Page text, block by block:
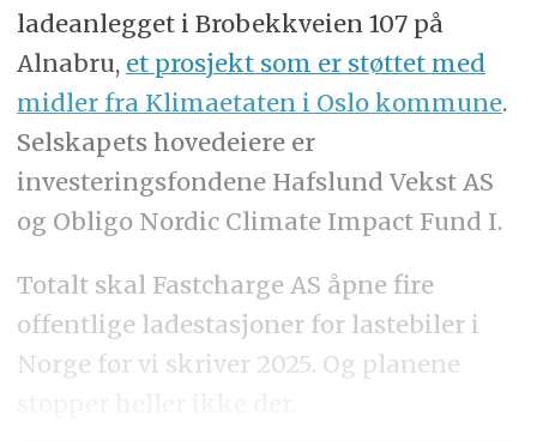
ladeanlegget i Brobekkveien 107 på
Alnabru, et prosjekt som er støttet med
midler fra Klimaetaten i Oslo kommune.
Selskapets hovedeiere er
investeringsfondene Hafslund Vekst AS
og Obligo Nordic Climate Impact Fund I.
Totalt skal Fastcharge AS åpne fire
offentlige ladestasjoner for lastebiler i
Norge før vi skriver 2025. Og planene